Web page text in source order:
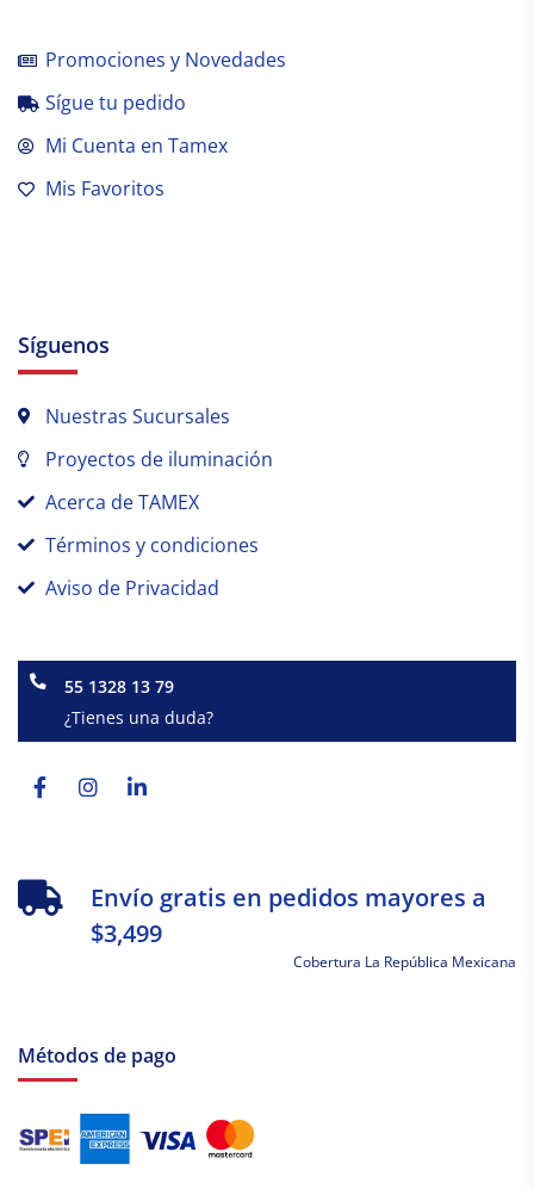
Promociones y Novedades
Sígue tu pedido
Mi Cuenta en Tamex
Mis Favoritos
Síguenos
Nuestras Sucursales
Proyectos de iluminación
Acerca de TAMEX
Términos y condiciones
Aviso de Privacidad
55 1328 13 79
¿Tienes una duda?
f
Envío gratis en pedidos mayores a
$3,499
Cobertura La República Mexicana
Métodos de pago